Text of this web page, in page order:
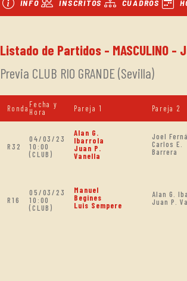
INFO INSCRITOS CUADROS
Listado de Partidos - MASCULINO -
Previa CLUB RIO GRANDE (Sevilla)
Ronda Fecha y
Hora
Pareja 1 Pareja 2
R32
04/03/23
10:00
(CLUB)
Alan G.
Ibarrola
Juan P.
Vanella
Joel
Carlos E.
Barrera
R16
05/03/23
10:00
(CLUB)
Manuel
Begines
Luis Sempere
Alan G.
Juan P.